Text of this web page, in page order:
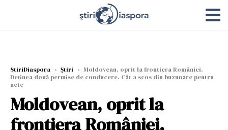
StiriDiaspora › Știri › Moldovean, oprit la frontiera României.
Deținea două permise de conducere. Cât a scos din buzunare pentru
acte
Moldovean, oprit la
frontiera României.